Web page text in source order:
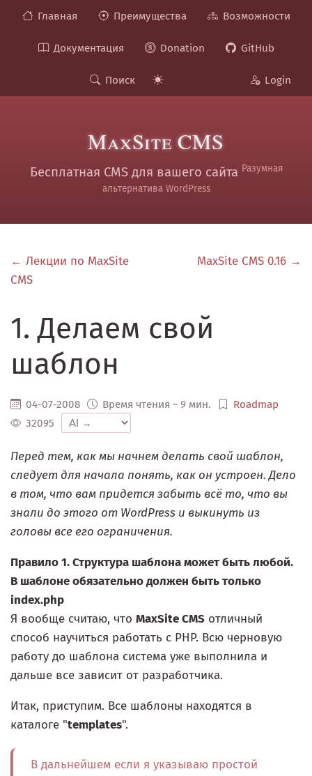
Главная Преимущества Возможности
Документация Donation GitHub
Поиск Login
MaxSite CMS
Бесплатная CMS для вашего сайта Разумная
альтернатива WordPress
← Лекции по MaxSite
CMS
MaxSite CMS 0.16 →
1. Делаем свой
шаблон
04-07-2008 Время чтения ~ 9 мин.
Roadmap
32095
Перед тем, как мы начнем делать свой шаблон,
следует для начала понять, как он устроен. Дело
в том, что вам придется забыть всё то, что вы
знали до этого от WordPress и выкинуть из
головы все его ограничения.
Правило 1. Структура шаблона может быть любой.
В шаблоне обязательно должен быть только
index.php
Я вообще считаю, что MaxSite CMS отличный
способ научиться работать с PHP. Всю черновую
работу до шаблона система уже выполнила и
дальше все зависит от разработчика.
Итак, приступим. Все шаблоны находятся в
каталоге "templates".
В дальнейшем если я указываю простой